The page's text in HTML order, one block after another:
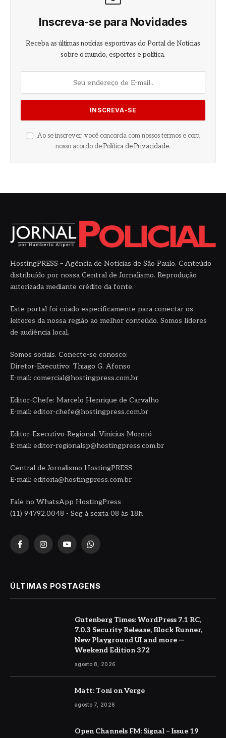
Inscreva-se para Novidades
Receba as últimas notícias esportivas do Portal de Notícias
sobre o mundo, esportes e política.
Ao se inscrever, você concorda com nossos termos e com
nosso acordo de Política de Privacidade.
HostingPRESS – Agência de Notícias de São Paulo. Conteúdo
distribuído por nossa Central de Jornalismo. Reprodução
autorizada mediante crédito da fonte.
Este portal foi criado especificamente para conectar os
leitores da nossa região ao melhor conteúdo. Somos líderes
de audiência local.
Somos sociais. Conecte-se conosco:
Diretor-Executivo: Thiago G. Afonso
E-mail: comercial@hostingpress.com.br
Editor-Chefe: Marcelo Henrique de Carvalho
E-mail: editor-chefe@hostingpress.com.br
Editor-Executivo-Regional: Vinicius Mororó
E-mail: editor-regionalsp@hostingpress.com.br
Central de Jornalismo HostingPRESS
E-mail: editoria@hostingpress.com.br
Fale no WhatsApp HostingPress
(11) 94792.0048 - Seg à sexta 08 às 18h
FacebookInstagramYouTubeWhatsApp
ÚLTIMAS POSTAGENS
Gutenberg Times: WordPress 7.1 RC,
7.0.3 Security Release, Block Runner,
New Playground UI and more —
Weekend Edition 372
agosto 8, 2026
Matt: Toni on Verge
agosto 7, 2026
Open Channels FM: Signal – Issue 19